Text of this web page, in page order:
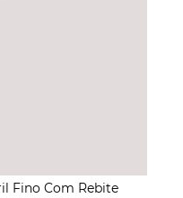
Fino Com Rebite